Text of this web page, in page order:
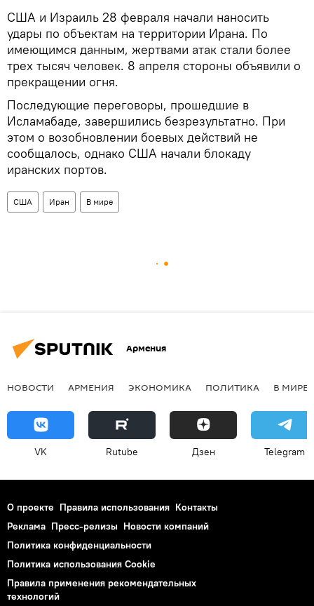
США и Израиль 28 февраля начали наносить
удары по объектам на территории Ирана. По
имеющимся данным, жертвами атак стали более
трех тысяч человек. 8 апреля стороны объявили о
прекращении огня.
Последующие переговоры, прошедшие в
Исламабаде, завершились безрезультатно. При
этом о возобновлении боевых действий не
сообщалось, однако США начали блокаду
иранских портов.
США Иран В мире
Армения
НОВОСТИ АРМЕНИЯ ЭКОНОМИКА ПОЛИТИКА В МИРЕ
VK Rutube Дзен Telegram
О проекте Правила использования Контакты
Реклама Пресс-релизы Новости компаний
Политика конфиденциальности
Политика использования Cookie
Правила применения рекомендательных
технологий